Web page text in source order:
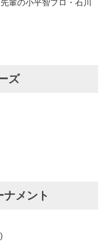
輩の小平智プロ・石川
ズ
ナメント